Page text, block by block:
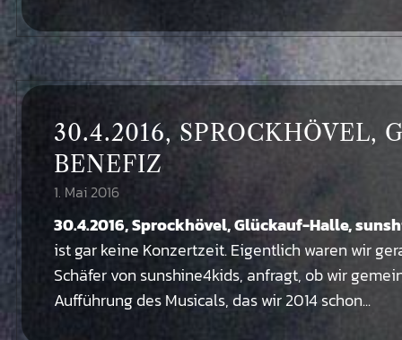
30.4.2016, SPROCKHÖVEL,
BENEFIZ
1. Mai 2016
30.4.2016, Sprockhövel, Glückauf-Halle,
ist gar keine Konzertzeit. Eigentlich waren wir
Schäfer von sunshine4kids, anfragt, ob wir
Aufführung des Musicals, das wir 2014 schon...